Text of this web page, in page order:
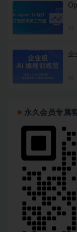
│   ├──
│   ├──
│   ├── [
│   └──
│   ├── [
│   ├── [
│   └──
│   ├──
│   ├── [
│   ├── [
│   └──
├──  第十
│   ├── [
│   ├── [
│   ├── [
│   ├── [
│   ├──
│   └──
└──  第十
企
永久会员专属